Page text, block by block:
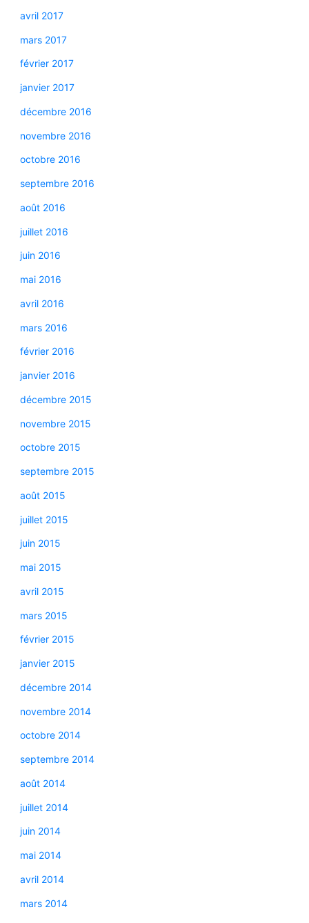
avril 2017
mars 2017
février 2017
janvier 2017
décembre 2016
novembre 2016
octobre 2016
septembre 2016
août 2016
juillet 2016
juin 2016
mai 2016
avril 2016
mars 2016
février 2016
janvier 2016
décembre 2015
novembre 2015
octobre 2015
septembre 2015
août 2015
juillet 2015
juin 2015
mai 2015
avril 2015
mars 2015
février 2015
janvier 2015
décembre 2014
novembre 2014
octobre 2014
septembre 2014
août 2014
juillet 2014
juin 2014
mai 2014
avril 2014
mars 2014